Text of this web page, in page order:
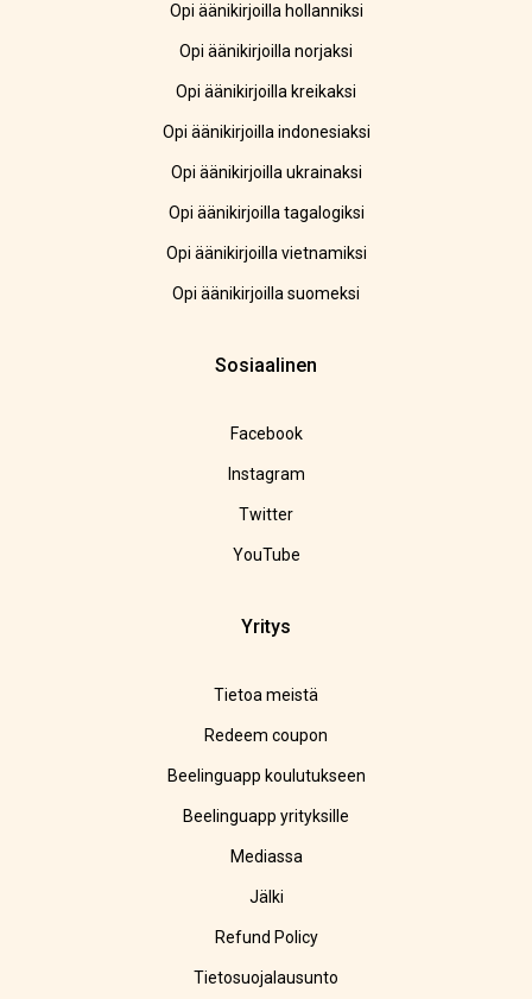
Opi äänikirjoilla hollanniksi
Opi äänikirjoilla norjaksi
Opi äänikirjoilla kreikaksi
Opi äänikirjoilla indonesiaksi
Opi äänikirjoilla ukrainaksi
Opi äänikirjoilla tagalogiksi
Opi äänikirjoilla vietnamiksi
Opi äänikirjoilla suomeksi
Sosiaalinen
Facebook
Instagram
Twitter
YouTube
Yritys
Tietoa meistä
Redeem coupon
Beelinguapp koulutukseen
Beelinguapp yrityksille
Mediassa
Jälki
Refund Policy
Tietosuojalausunto